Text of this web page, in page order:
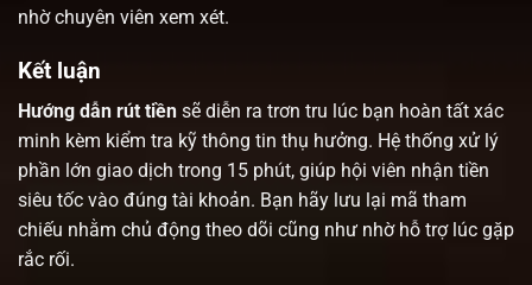
nhờ chuyên viên xem xét.
Kết luận
Hướng dẫn rút tiền sẽ diễn ra trơn tru lúc bạn hoàn tất xác
minh kèm kiểm tra kỹ thông tin thụ hưởng. Hệ thống xử lý
phần lớn giao dịch trong 15 phút, giúp hội viên nhận tiền
siêu tốc vào đúng tài khoản. Bạn hãy lưu lại mã tham
chiếu nhằm chủ động theo dõi cũng như nhờ hỗ trợ lúc gặp
rắc rối.